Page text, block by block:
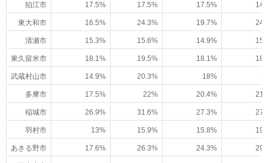
狛江市 17.5% 17.5% 17.5%
東大和市 16.5% 24.3% 19.7%
清瀬市 15.3% 15.6% 14.9%
東久留米市 18.1% 19.5% 18.1%
武蔵村山市 14.9% 20.3% 18%
多摩市 17.5% 22% 20.4%
稲城市 26.9% 31.6% 27.3%
羽村市 13% 15.9% 15.8%
あきる野市 17.6% 26.3% 24.3%